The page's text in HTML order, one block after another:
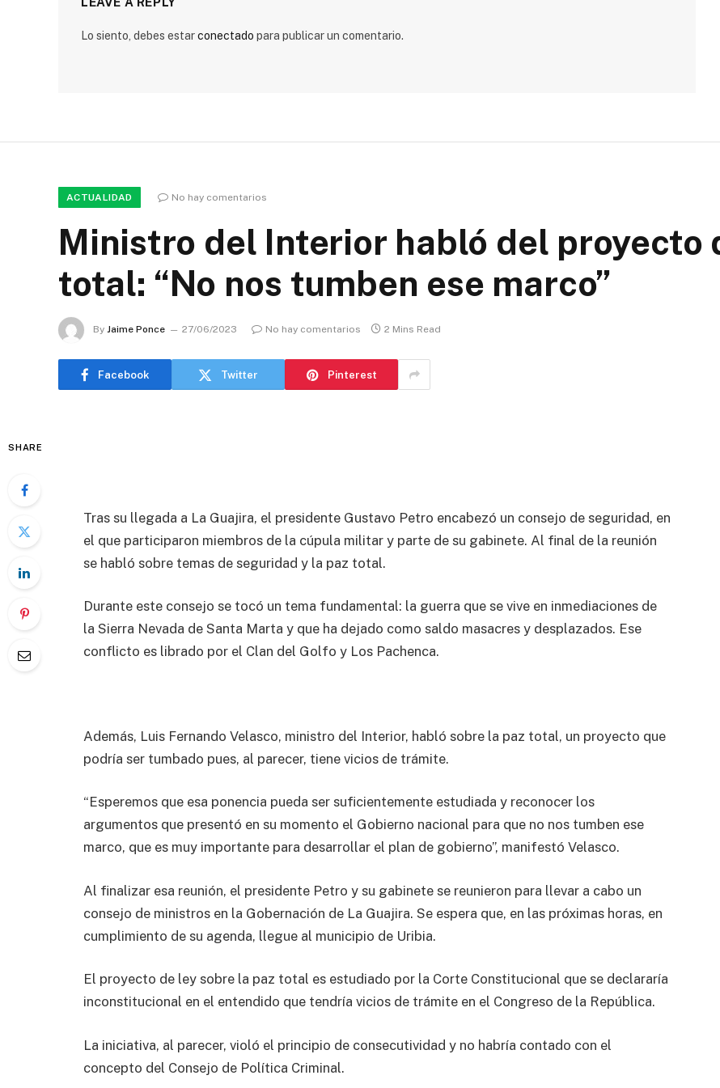
Lo siento, debes estarconectado para publicar un comentario.
ACTUALIDAD No hay comentarios
Ministro del Interior habló del proyecto
total: “No nos tumben ese marco”
By Jaime Ponce 27/06/2023 No hay comentarios 2 Mins Read
Facebook Twitter Pinterest
SHARE
Tras su llegada a La Guajira, el presidente Gustavo Petro encabezó un consejo de seguridad, en
el que participaron miembros de la cúpula militar y parte de su gabinete. Al final de la reunión
se habló sobre temas de seguridad y la paz total.
Durante este consejo se tocó un tema fundamental: la guerra que se vive en inmediaciones de
la Sierra Nevada de Santa Marta y que ha dejado como saldo masacres y desplazados. Ese
conflicto es librado por el Clan del Golfo y Los Pachenca.
Además, Luis Fernando Velasco, ministro del Interior, habló sobre la paz total, un proyecto que
podría ser tumbado pues, al parecer, tiene vicios de trámite.
“Esperemos que esa ponencia pueda ser suficientemente estudiada y reconocer los
argumentos que presentó en su momento el Gobierno nacional para que no nos tumben ese
marco, que es muy importante para desarrollar el plan de gobierno”, manifestó Velasco.
Al finalizar esa reunión, el presidente Petro y su gabinete se reunieron para llevar a cabo un
consejo de ministros en la Gobernación de La Guajira. Se espera que, en las próximas horas, en
cumplimiento de su agenda, llegue al municipio de Uribia.
El proyecto de ley sobre la paz total es estudiado por la Corte Constitucional que se declararía
inconstitucional en el entendido que tendría vicios de trámite en el Congreso de la República.
La iniciativa, al parecer, violó el principio de consecutividad y no habría contado con el
concepto del Consejo de Política Criminal.